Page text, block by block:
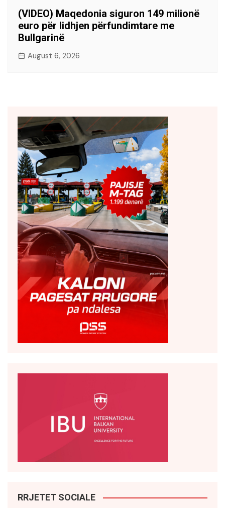
(VIDEO) Maqedonia siguron 149 milionë
euro për lidhjen përfundimtare me
Bullgarinë
August 6, 2026
RRJETET SOCIALE